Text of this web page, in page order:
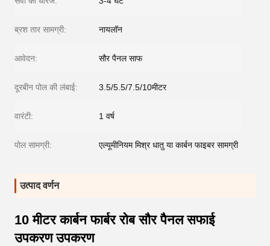
ब्रश तार सामग्री: नायलॉन
आवेदन: सौर पैनल साफ
दूरबीन पोल की लंबाई: 3.5/5.5/7.5/10मीटर
वारंटी: 1 वर्ष
पोल सामग्री: एल्यूमीनियम मिश्र धातु या कार्बन फाइबर सामग्री
उत्पाद वर्णन
10 मीटर कार्बन फार्बर रोब सौर पैनल सफाई
उपकरण उपकरण